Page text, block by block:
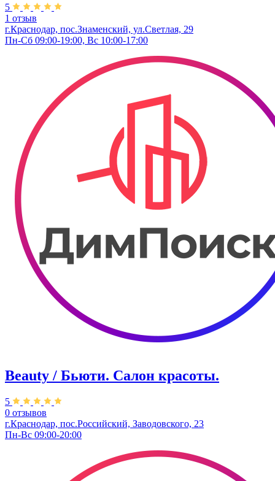
5
1 отзыв
г.Краснодар, пос.Знаменский, ул.Светлая, 29
Пн-Сб 09:00-19:00, Вс 10:00-17:00
Beauty / Бьюти. Салон красоты.
5
0 отзывов
г.Краснодар, пос.Российский, Заводовского, 23
Пн-Вс 09:00-20:00